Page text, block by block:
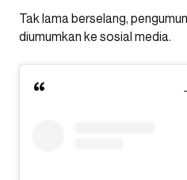
Tak lama berselang,
diumumkan ke sosial media.